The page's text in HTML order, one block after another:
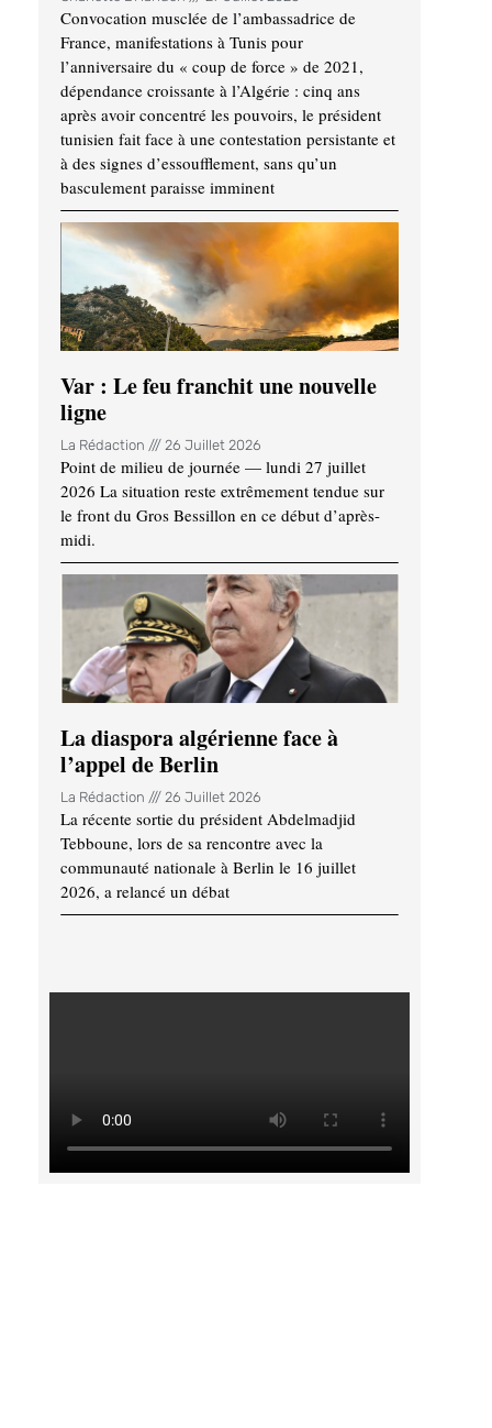
Convocation musclée de l’ambassadrice de
France, manifestations à Tunis pour
l’anniversaire du « coup de force » de 2021,
dépendance croissante à l’Algérie : cinq ans
après avoir concentré les pouvoirs, le président
tunisien fait face à une contestation persistante et
à des signes d’essoufflement, sans qu’un
basculement paraisse imminent
Var : Le feu franchit une nouvelle
ligne
La Rédaction 26 Juillet 2026
Point de milieu de journée — lundi 27 juillet
2026 La situation reste extrêmement tendue sur
le front du Gros Bessillon en ce début d’après-
midi.
La diaspora algérienne face à
l’appel de Berlin
La Rédaction 26 Juillet 2026
La récente sortie du président Abdelmadjid
Tebboune, lors de sa rencontre avec la
communauté nationale à Berlin le 16 juillet
2026, a relancé un débat